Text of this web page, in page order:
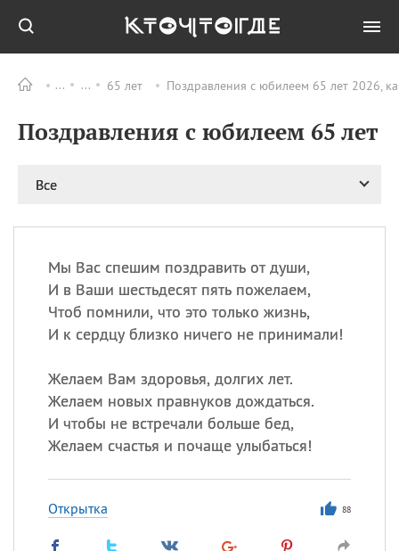
65 лет Поздравления с юбилеем 65 лет 2026,
Поздравления с юбилеем 65 лет
Все
Мы Вас спешим поздравить от души,
И в Ваши шестьдесят пять пожелаем,
Чтоб помнили, что это только жизнь,
И к сердцу близко ничего не принимали!
Желаем Вам здоровья, долгих лет.
Желаем новых правнуков дождаться.
И чтобы не встречали больше бед,
Желаем счастья и почаще улыбаться!
Открытка 88
ПРАЗДНИКИ Все
09.08 День памяти жертв
атомной
09.08
Национальный день
рисового пудинга
День Дымняшки
(Smokey Bear Day)
ИМЕНА
Сегодня празднуют именины
происхождение